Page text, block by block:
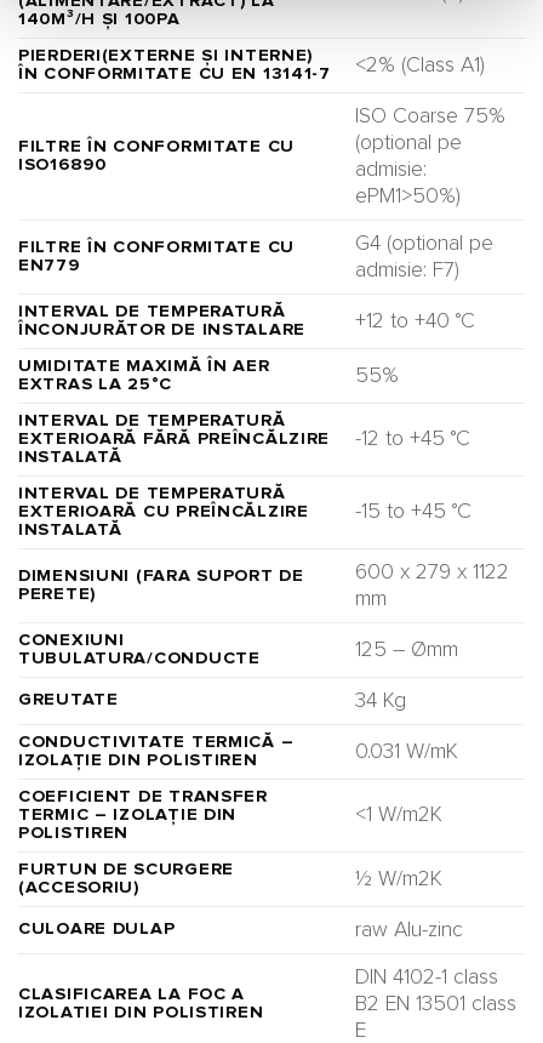
140M³/H ȘI 100PA
PIERDERI(EXTERNE ȘI INTERNE)
ÎN CONFORMITATE CU EN 13141-7
<2% (Class A1)
FILTRE ÎN CONFORMITATE CU
ISO16890
ISO Coarse 75%
(optional pe
admisie:
ePM1>50%)
FILTRE ÎN CONFORMITATE CU
EN779
G4 (optional pe
admisie: F7)
INTERVAL DE TEMPERATURĂ
ÎNCONJURĂTOR DE INSTALARE
+12 to +40 °C
UMIDITATE MAXIMĂ ÎN AER
EXTRAS LA 25°C
55%
INTERVAL DE TEMPERATURĂ
EXTERIOARĂ FĂRĂ PREÎNCĂLZIRE
INSTALATĂ
-12 to +45 °C
INTERVAL DE TEMPERATURĂ
EXTERIOARĂ CU PREÎNCĂLZIRE
INSTALATĂ
-15 to +45 °C
DIMENSIUNI (FARA SUPORT DE
PERETE)
600 x 279 x 1122
mm
CONEXIUNI
TUBULATURA/CONDUCTE
125 – Ømm
GREUTATE 34 Kg
CONDUCTIVITATE TERMICĂ –
IZOLAȚIE DIN POLISTIREN
0.031 W/mK
COEFICIENT DE TRANSFER
TERMIC – IZOLAȚIE DIN
POLISTIREN
<1 W/m2K
FURTUN DE SCURGERE
(ACCESORIU)
½ W/m2K
CULOARE DULAP raw Alu-zinc
CLASIFICAREA LA FOC A
IZOLATIEI DIN POLISTIREN
DIN 4102-1 class
B2 EN 13501 class
E